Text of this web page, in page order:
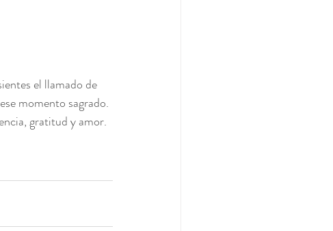
el llamado de
momento sagrado.
gratitud y amor.